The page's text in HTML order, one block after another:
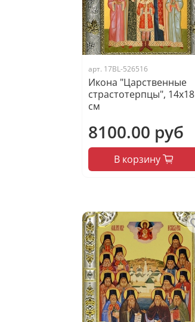
арт. 17BL-526516
Икона "Царственные
страстотерпцы", 14х18
см
8100.00 руб
В корзину